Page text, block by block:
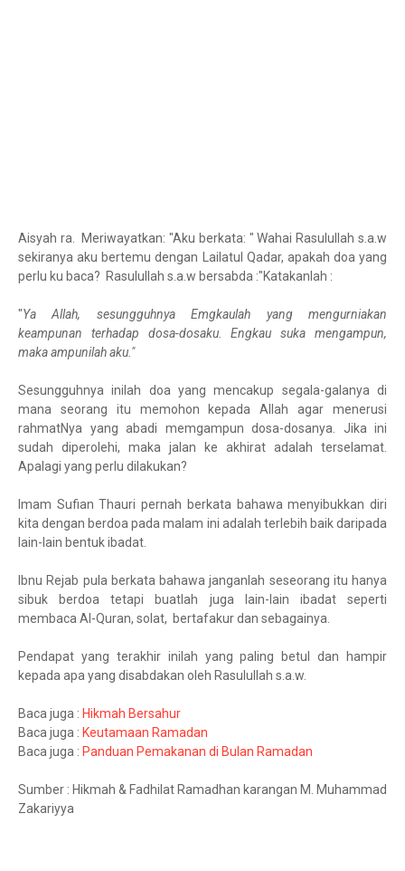
Aisyah ra. Meriwayatkan: "Aku berkata: " Wahai Rasulullah s.a.w
sekiranya aku bertemu dengan Lailatul Qadar, apakah doa yang
perlu ku baca? Rasulullah s.a.w bersabda :"Katakanlah :
"Ya Allah, sesungguhnya Emgkaulah yang mengurniakan
keampunan terhadap dosa-dosaku. Engkau suka mengampun,
maka ampunilah aku."
Sesungguhnya inilah doa yang mencakup segala-galanya di
mana seorang itu memohon kepada Allah agar menerusi
rahmatNya yang abadi memgampun dosa-dosanya. Jika ini
sudah diperolehi, maka jalan ke akhirat adalah terselamat.
Apalagi yang perlu dilakukan?
Imam Sufian Thauri pernah berkata bahawa menyibukkan diri
kita dengan berdoa pada malam ini adalah terlebih baik daripada
lain-lain bentuk ibadat.
Ibnu Rejab pula berkata bahawa janganlah seseorang itu hanya
sibuk berdoa tetapi buatlah juga lain-lain ibadat seperti
membaca Al-Quran, solat, bertafakur dan sebagainya.
Pendapat yang terakhir inilah yang paling betul dan hampir
kepada apa yang disabdakan oleh Rasulullah s.a.w.
Baca juga : Hikmah Bersahur
Baca juga : Keutamaan Ramadan
Baca juga : Panduan Pemakanan di Bulan Ramadan
Sumber : Hikmah & Fadhilat Ramadhan karangan M. Muhammad
Zakariyya